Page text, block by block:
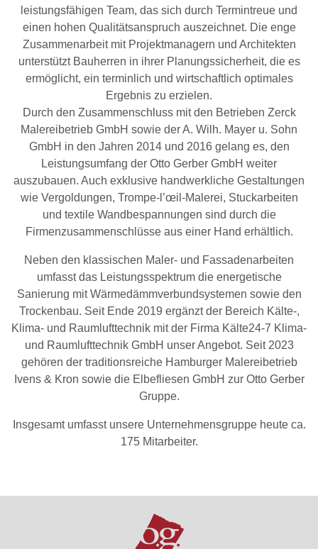
leistungsfähigen Team, das sich durch Termintreue und
einen hohen Qualitätsanspruch auszeichnet. Die enge
Zusammenarbeit mit Projektmanagern und Architekten
unterstützt Bauherren in ihrer Planungssicherheit, die es
ermöglicht, ein terminlich und wirtschaftlich optimales
Ergebnis zu erzielen.
Durch den Zusammenschluss mit den Betrieben Zerck
Malereibetrieb GmbH sowie der A. Wilh. Mayer u. Sohn
GmbH in den Jahren 2014 und 2016 gelang es, den
Leistungsumfang der Otto Gerber GmbH weiter
auszubauen. Auch exklusive handwerkliche Gestaltungen
wie Vergoldungen, Trompe-l’œil-Malerei, Stuckarbeiten
und textile Wandbespannungen sind durch die
Firmenzusammenschlüsse aus einer Hand erhältlich.
Neben den klassischen Maler- und Fassadenarbeiten
umfasst das Leistungsspektrum die energetische
Sanierung mit Wärmedämmverbundsystemen sowie den
Trockenbau. Seit Ende 2019 ergänzt der Bereich Kälte-,
Klima- und Raumlufttechnik mit der Firma Kälte24-7 Klima-
und Raumlufttechnik GmbH unser Angebot. Seit 2023
gehören der traditionsreiche Hamburger Malereibetrieb
Ivens & Kron sowie die Elbefliesen GmbH zur Otto Gerber
Gruppe.
Insgesamt umfasst unsere Unternehmensgruppe heute ca.
175 Mitarbeiter.